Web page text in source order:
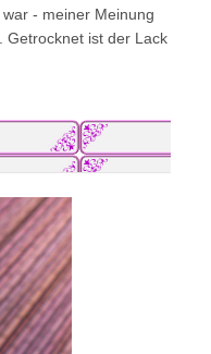
- meiner Meinung
Getrocknet ist der Lack